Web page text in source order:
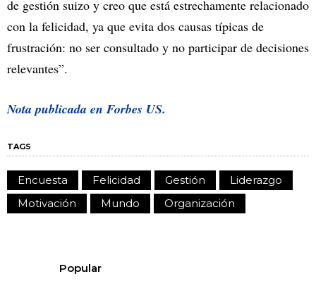
de gestión suizo y creo que está estrechamente relacionado
con la felicidad, ya que evita dos causas típicas de
frustración: no ser consultado y no participar de decisiones
relevantes”.
Nota publicada en Forbes US.
TAGS
Encuesta Felicidad Gestión
Liderazgo
Motivación
Mundo Organización
Popular